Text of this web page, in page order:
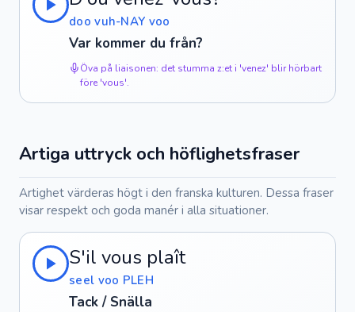
doo vuh-NAY voo
Var kommer du från?
Öva på liaisonen: det stumma z:et i 'venez' blir hörbart
före 'vous'.
Artiga uttryck och höflighetsfraser
Artighet värderas högt i den franska kulturen. Dessa fraser
visar respekt och goda manér i alla situationer.
S'il vous plaît
seel voo PLEH
Tack / Snälla